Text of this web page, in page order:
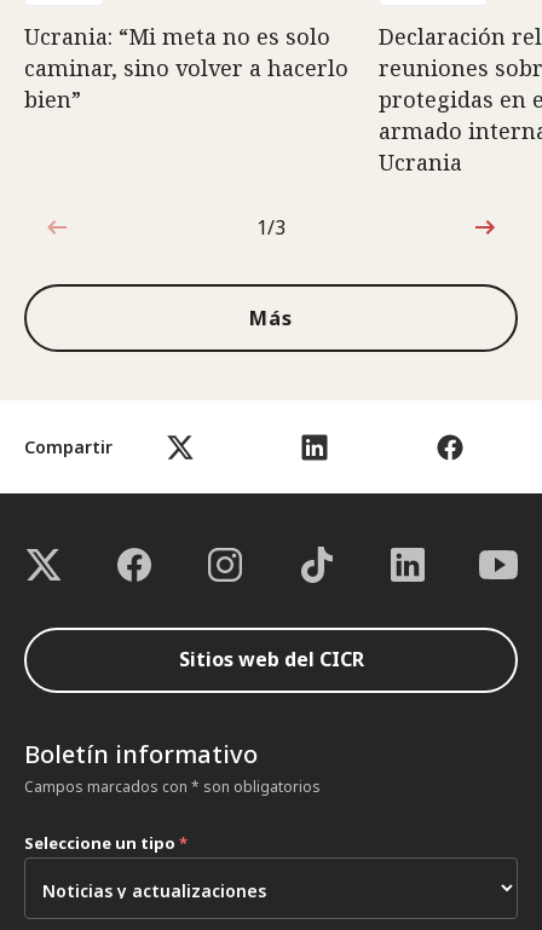
Compartir
Ucrania: “Mi meta no es solo
caminar, sino volver a hacerlo
bien”
Declaración
reuniones
protegidas en
armado
Ucrania
1de3
1/3
Más
Sitios web del CICR
Boletín informativo
Campos marcados con * son obligatorios
Seleccione un tipo *